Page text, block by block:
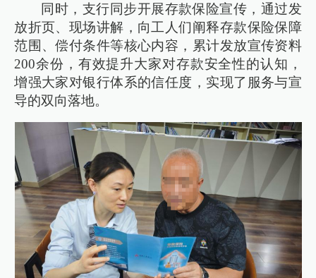
同时，支行同步开展存款保险宣传，通过发
放折页、现场讲解，向工人们阐释存款保险保障
范围、偿付条件等核心内容，累计发放宣传资料
200余份，有效提升大家对存款安全性的认知，
增强大家对银行体系的信任度，实现了服务与宣
导的双向落地。